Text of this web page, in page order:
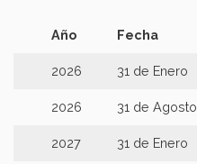
Año Fecha
2026 31 de Enero
2026 31 de Agosto
2027 31 de Enero